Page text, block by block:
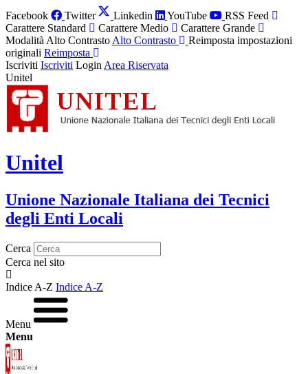
Facebook Twitter Linkedin YouTube
RSS Feed
Carattere Standard
Carattere Medio
Carattere Grande
Modalità Alto Contrasto Alto Contrasto
Reimposta impostazioni
originali Reimposta
Iscriviti Iscriviti Login Area Riservata
Unitel
Unitel
Unione Nazionale Italiana dei Tecnici
degli Enti Locali
Cerca
Cerca nel sito
Indice A-Z Indice A-Z
Menu
Menu